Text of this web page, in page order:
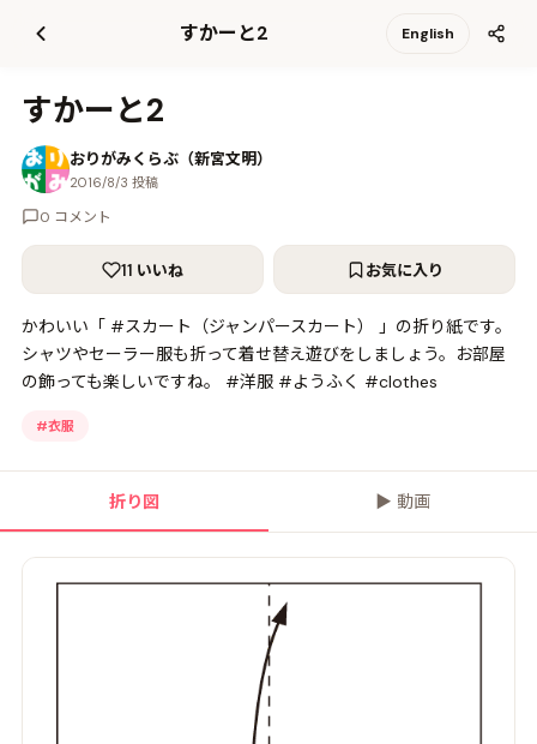
すかーと2 English
すかーと2
おりがみくらぶ（新宮文明）
2016/8/3 投稿
0 コメント
11 いいね お気に入り
かわいい「 #スカート（ジャンパースカート） 」の折り紙です。
シャツやセーラー服も折って着せ替え遊びをしましょう。お部屋
の飾っても楽しいですね。 #洋服 #ようふく #clothes
#衣服
折り図 ▶ 動画